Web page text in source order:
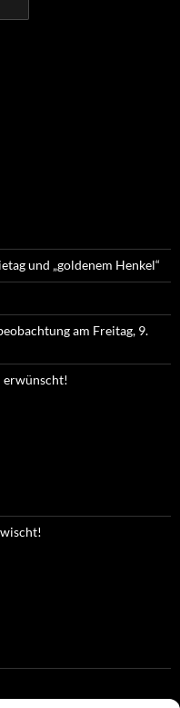
und „goldenem Henkel“
am Freitag, 9.
erwünscht!